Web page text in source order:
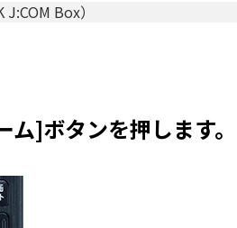
Box）
ム]ボタンを押します。